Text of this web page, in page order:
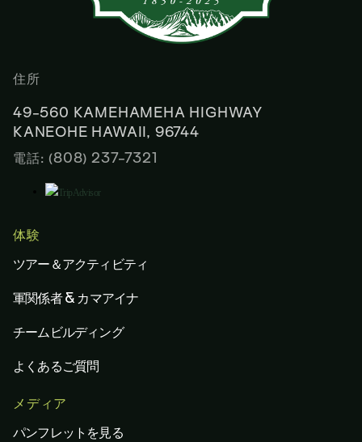
住所
49-560 KAMEHAMEHA HIGHWAY
KANEOHE HAWAII, 96744
電話: (808) 237-7321
体験
ツアー＆アクティビティ
軍関係者 & カマアイナ
チームビルディング
よくあるご質問
メディア
パンフレットを見る